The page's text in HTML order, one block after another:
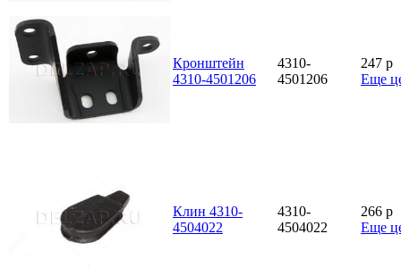
Кронштейн
4310-4501206
4310-
4501206
247 p
Еще
Клин 4310-
4504022
4310-
4504022
266 p
Еще